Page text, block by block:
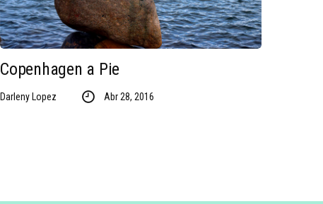
Copenhagen a Pie
Darleny Lopez Abr 28, 2016